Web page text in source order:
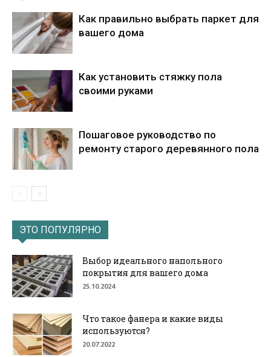
Как правильно выбрать паркет для
вашего дома
Как установить стяжку пола
своими руками
Пошаговое руководство по
ремонту старого деревянного пола
ЭТО ПОПУЛЯРНО
Выбор идеального напольного
покрытия для вашего дома
25.10.2024
Что такое фанера и какие виды
используются?
20.07.2022